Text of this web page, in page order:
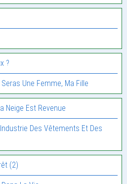
?
Une Femme, Ma Fille
Neige Est Revenue
Des Vêtements Et Des
(2)